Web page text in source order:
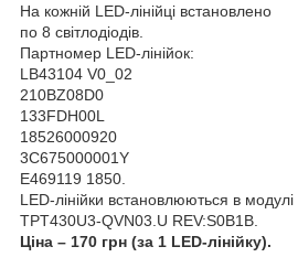
На кожній LED-лінійці встановлено
по 8 світлодіодів.
Партномер LED-лінійок:
LB43104 V0_02
210BZ08D0
133FDH00L
18526000920
3C675000001Y
E469119 1850.
LED-лінійки встановлюються в модулі
TPT430U3-QVN03.U REV:S0B1B.
Ціна – 170 грн (за 1 LED-лінійку).